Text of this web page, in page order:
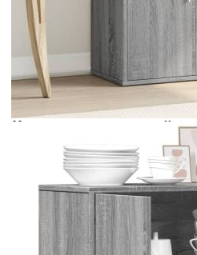
Безплатна доставка до адрес
Сив
Материал:
60 x
Максимална товароносимост:
59 кг
Купи на изплащане
Credit calculator
Сайдборд, сив сонома,